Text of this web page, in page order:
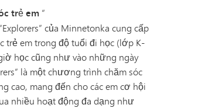
trẻ em “
của Minnetonka cung cấp
trẻ em trong độ tuổi đi học (lớp K-
học cũng như vào những ngày
là một chương trình chăm sóc
cao, mang đến cho các em cơ hội
nhiều hoạt động đa dạng như